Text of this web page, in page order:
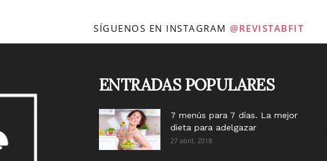
SÍGUENOS EN INSTAGRAM @REVISTABFIT
ENTRADAS POPULARES
7 menús para 7 días. La mejor
dieta para adelgazar
27 abril, 2018